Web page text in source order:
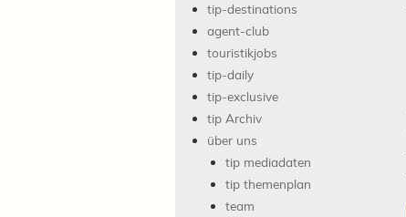
tip-destinations
agent-club
touristikjobs
tip-daily
tip-exclusive
tip Archiv
über uns
tip mediadaten
tip themenplan
team